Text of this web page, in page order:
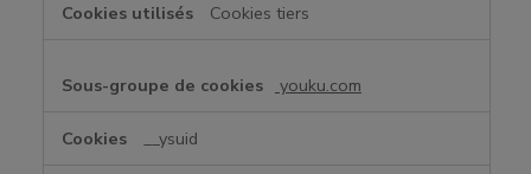
Cookies tiers
youku.com
__ysuid